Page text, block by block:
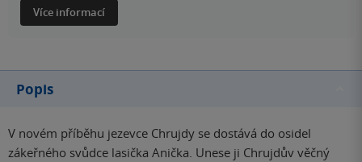
Více informací
Popis
V novém příběhu jezevce Chrujdy se dostává do osidel
zákeřného svůdce lasička Anička. Unese ji Chrujdův věčný